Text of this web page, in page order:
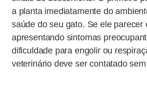
a planta imediatamente do
saúde do seu gato. Se ele parecer
apresentando sintomas
dificuldade para engolir ou
veterinário deve ser contatado